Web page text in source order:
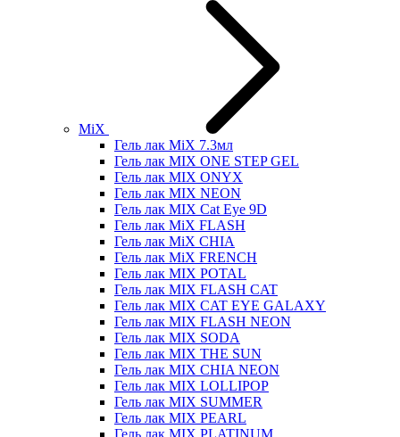
MiX
Гель лак MiX 7.3мл
Гель лак MIX ONE STEP GEL
Гель лак MIX ONYX
Гель лак MIX NEON
Гель лак MIX Cat Eye 9D
Гель лак MiX FLASH
Гель лак MiX CHIA
Гель лак MiX FRENCH
Гель лак MIX POTAL
Гель лак MIX FLASH CAT
Гель лак MIX CAT EYE GALAXY
Гель лак MIX FLASH NEON
Гель лак MIX SODA
Гель лак MIX THE SUN
Гель лак MIX CHIA NEON
Гель лак MIX LOLLIPOP
Гель лак MIX SUMMER
Гель лак MIX PEARL
Гель лак MIX PLATINUM